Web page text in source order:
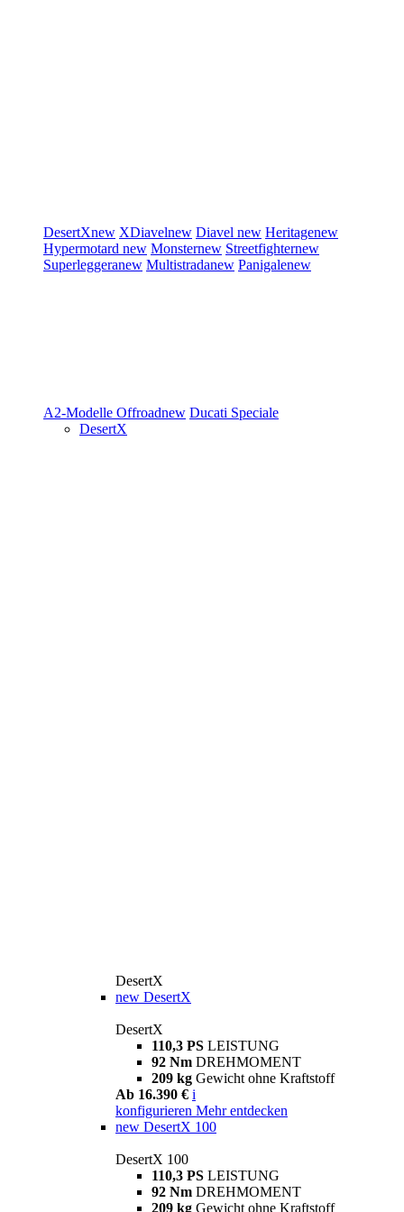
DesertXnew XDiavelnew Diavel new Heritagenew
Hypermotard new Monsternew Streetfighternew
Superleggeranew Multistradanew Panigalenew
A2-Modelle Offroadnew Ducati Speciale
DesertX
DesertX
new DesertX
DesertX
110,3 PS LEISTUNG
92 Nm DREHMOMENT
209 kg Gewicht ohne Kraftstoff
Ab 16.390 € i
konfigurieren Mehr entdecken
new DesertX 100
DesertX 100
110,3 PS LEISTUNG
92 Nm DREHMOMENT
209 kg Gewicht ohne Kraftstoff